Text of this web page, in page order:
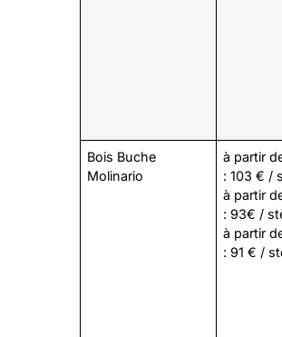
Bois Buche
Molinario
à partir
: 103 € /
à partir
: 93€ /
à partir
: 91 € /